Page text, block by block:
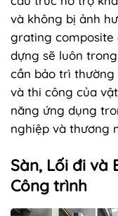
và không bị ảnh
grating composite
dựng sẽ luôn
cần bảo trì thường
và thi công của
năng ứng dụng
nghiệp và thương
Sàn, Lối đi và
Công trình